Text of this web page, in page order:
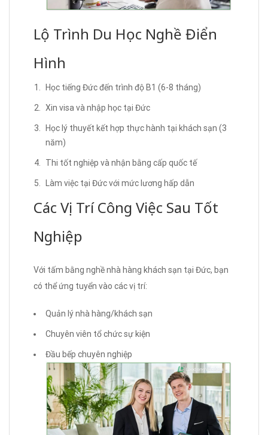
Lộ Trình Du Học Nghề Điển
Hình
Học tiếng Đức đến trình độ B1 (6-8 tháng)
Xin visa và nhập học tại Đức
Học lý thuyết kết hợp thực hành tại khách sạn (3
năm)
Thi tốt nghiệp và nhận bằng cấp quốc tế
Làm việc tại Đức với mức lương hấp dẫn
Các Vị Trí Công Việc Sau Tốt
Nghiệp
Với tấm bằng nghề nhà hàng khách sạn tại Đức, bạn
có thể ứng tuyển vào các vị trí:
Quản lý nhà hàng/khách sạn
Chuyên viên tổ chức sự kiện
Đầu bếp chuyên nghiệp